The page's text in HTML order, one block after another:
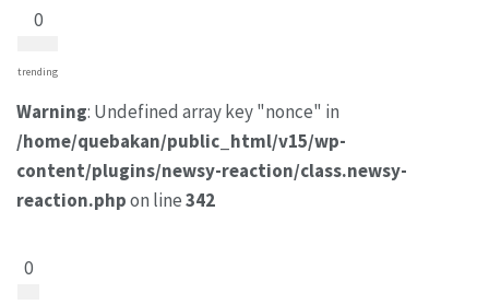
0
trending
Warning: Undefined array key "nonce" in
/home/quebakan/public_html/v15/wp-
content/plugins/newsy-reaction/class.newsy-
reaction.phpon line342
0